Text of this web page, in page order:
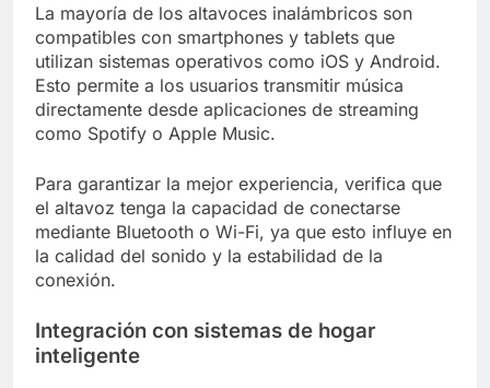
La mayoría de los altavoces inalámbricos son
compatibles con smartphones y tablets que
utilizan sistemas operativos como iOS y Android.
Esto permite a los usuarios transmitir música
directamente desde aplicaciones de streaming
como Spotify o Apple Music.
Para garantizar la mejor experiencia, verifica que
el altavoz tenga la capacidad de conectarse
mediante Bluetooth o Wi-Fi, ya que esto influye en
la calidad del sonido y la estabilidad de la
conexión.
Integración con sistemas de hogar
inteligente